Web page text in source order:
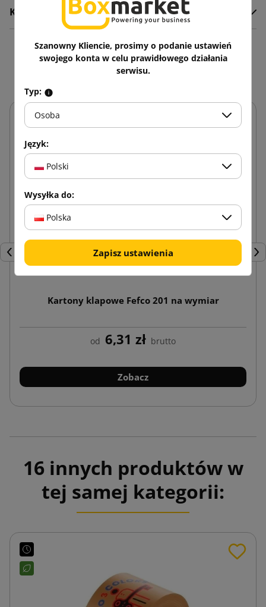
Komentarze
Zobacz także
Poprzedni
Kartony klapowe Fefco 201 na wymiar
od 6,31 zł brutto
Zobacz
16 innych produktów w
tej samej kategorii:
Szanowny Kliencie, prosimy o podanie ustawień
swojego konta w celu prawidłowego działania
serwisu.
Typ:
Osoba
Język:
Polski
Wysyłka do:
Polska
Zapisz ustawienia